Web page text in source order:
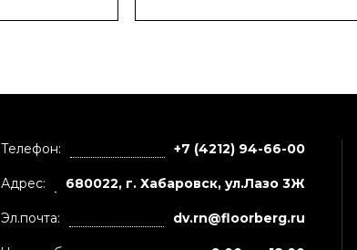
Телефон: +7 (4212) 94-66-00
Адрес: 680022, г. Хабаровск, ул.Лазо 3Ж
Эл.почта: dv.rn@floorberg.ru